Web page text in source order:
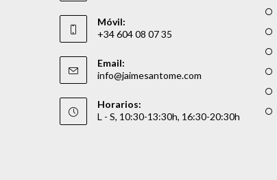
Móvil:
+34 604 08 07 35
Email:
info@jaimesantome.com
Horarios:
L - S, 10:30-13:30h, 16:30-20:30h